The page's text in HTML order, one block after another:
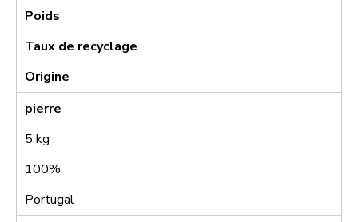
Poids
Taux de recyclage
Origine
pierre
5 kg
100%
Portugal